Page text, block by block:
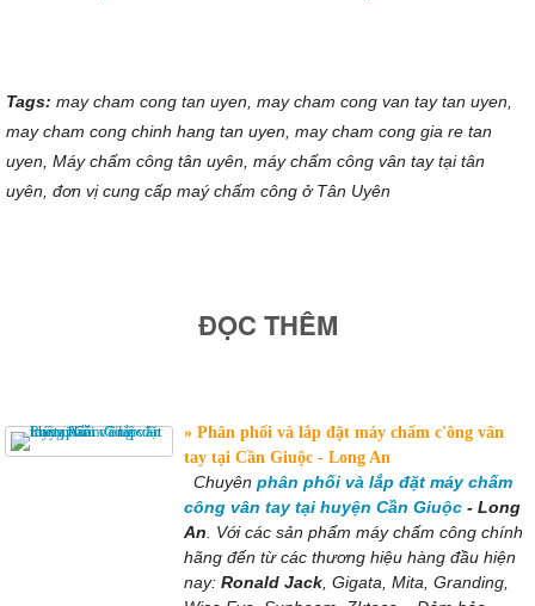
Tags: may cham cong tan uyen, may cham cong van tay tan uyen,
may cham cong chinh hang tan uyen, may cham cong gia re tan
uyen, Máy chấm công tân uyên, máy chấm công vân tay tại tân
uyên, đơn vị cung cấp maý chấm công ở Tân Uyên
ĐỌC THÊM
Phân phối và lắp đặt máy chấm c'ông vân
tay tại Cần Giuộc - Long An
Chuyên phân phối và lắp đặt máy chấm
công vân tay tại huyện Cần Giuộc - Long
An . Với các sản phẩm máy chấm công chính
hãng đến từ các thương hiệu hàng đầu hiện
nay: Ronald Jack , Gigata, Mita, Granding,